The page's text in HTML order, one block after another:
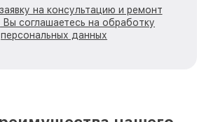
на консультацию и ремонт
Вы соглашаетесь на обработку
персональных данных